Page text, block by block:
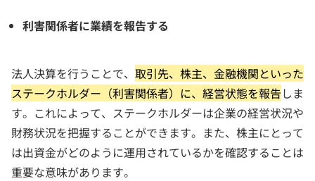
利害関係者に業績を報告する
法人決算を行うことで、 取引先、株主、金融機関といった
ステークホルダー（利害関係者）に、経営状態を報告しま
す。これによって、ステークホルダーは企業の経営状況や
財務状況を把握することができます。また、株主にとって
は出資金がどのように運用されているかを確認することは
重要な意味があります。